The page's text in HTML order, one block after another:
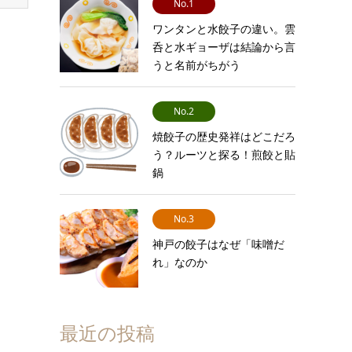
No.1
ワンタンと水餃子の違い。雲
呑と水ギョーザは結論から言
うと名前がちがう
No.2
焼餃子の歴史発祥はどこだろ
う？ルーツと探る！煎餃と貼
鍋
No.3
神戸の餃子はなぜ「味噌だ
れ」なのか
最近の投稿